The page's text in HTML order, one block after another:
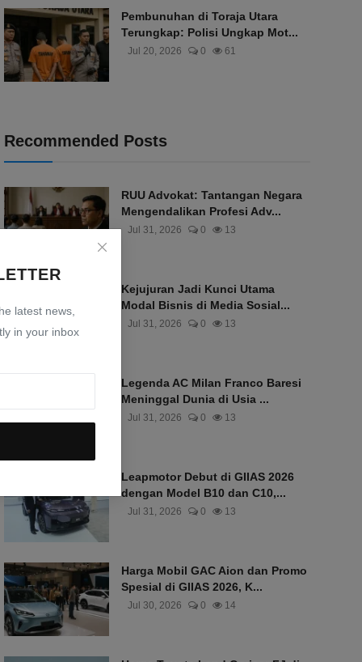
latest news,
in your inbox
Pembunuhan di Toraja Utara
Terungkap: Polisi Ungkap Mot...
Jul 20, 2026 0 61
Recommended Posts
RUU Advokat: Tantangan Negara
Mengendalikan Profesi Adv...
Jul 31, 2026 0 13
Kejujuran Jadi Kunci Utama
Modal Bisnis di Media Sosial...
Jul 31, 2026 0 13
Legenda AC Milan Franco Baresi
Meninggal Dunia di Usia ...
Jul 31, 2026 0 13
Leapmotor Debut di GIIAS 2026
dengan Model B10 dan C10,...
Jul 31, 2026 0 13
Harga Mobil GAC Aion dan Promo
Spesial di GIIAS 2026, K...
Jul 30, 2026 0 14